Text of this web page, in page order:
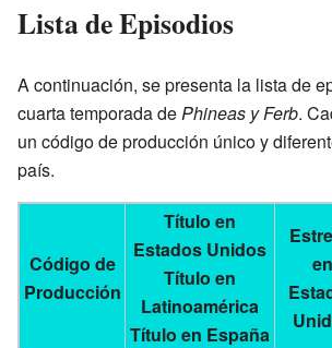
Lista de Episodios
A continuación, se presenta la lista de
cuarta temporada dePhineas y Ferb.
un código de producción único y
país.
Código de
Producción
Título en
Estados Unidos
Título en
Latinoamérica
Título en España
en